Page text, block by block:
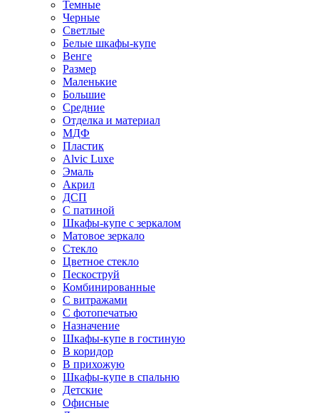
Темные
Черные
Светлые
Белые шкафы-купе
Венге
Размер
Маленькие
Большие
Средние
Отделка и материал
МДФ
Пластик
Alvic Luxe
Эмаль
Акрил
ДСП
С патиной
Шкафы-купе с зеркалом
Матовое зеркало
Стекло
Цветное стекло
Пескоструй
Комбинированные
С витражами
С фотопечатью
Назначение
Шкафы-купе в гостиную
В коридор
В прихожую
Шкафы-купе в спальню
Детские
Офисные